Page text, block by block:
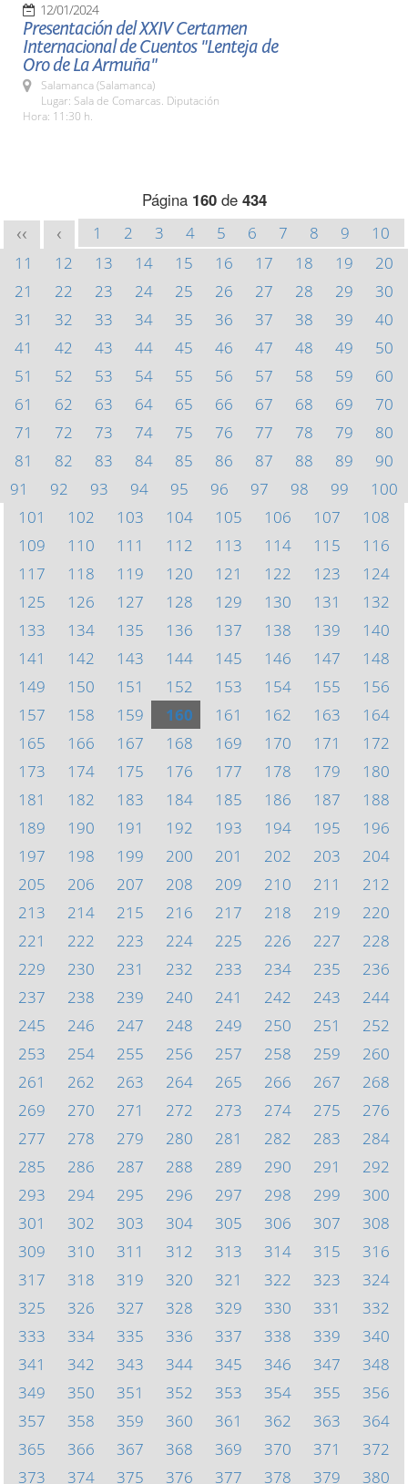
12/01/2024
Presentación del XXIV Certamen
Internacional de Cuentos "Lenteja de
Oro de La Armuña"
Salamanca (Salamanca)
Lugar: Sala de Comarcas. Diputación
Hora: 11:30 h.
Página 160de 434
<< < 1 2 3 4 5 6 7 8 9
10
11
12 13 14 15 16 17 18 19
20
21
22 23 24 25 26 27 28 29
30
31
32 33 34 35 36 37 38 39
40
41
42 43 44 45 46 47 48 49
50
51
52 53 54 55 56 57 58 59
60
61
62 63 64 65 66 67 68 69
70
71
72 73 74 75 76 77 78 79
80
81
82 83 84 85 86 87 88 89
90
91
92 93 94 95 96 97 98 99
100
101
102 103 104 105 106 107
108
109
110 111 112 113 114 115
116
117
118 119 120 121 122 123
124
125
126 127 128 129 130 131
132
133
134 135 136 137 138 139
140
141
142 143 144 145 146 147
148
149
150 151 152 153 154 155
156
157
158 159 160 161 162 163
164
165
166 167 168 169 170 171
172
173
174 175 176 177 178 179
180
181
182 183 184 185 186 187
188
189
190 191 192 193 194 195
196
197
198 199 200 201 202 203
204
205
206 207 208 209 210 211
212
213
214 215 216 217 218 219
220
221
222 223 224 225 226 227
228
229
230 231 232 233 234 235
236
237
238 239 240 241 242 243
244
245
246 247 248 249 250 251
252
253
254 255 256 257 258 259
260
261
262 263 264 265 266 267
268
269
270 271 272 273 274 275
276
277
278 279 280 281 282 283
284
285
286 287 288 289 290 291
292
293
294 295 296 297 298 299
300
301
302 303 304 305 306 307
308
309
310 311 312 313 314 315
316
317
318 319 320 321 322 323
324
325
326 327 328 329 330 331
332
333
334 335 336 337 338 339
340
341
342 343 344 345 346 347
348
349
350 351 352 353 354 355
356
357
358 359 360 361 362 363
364
365
366 367 368 369 370 371
372
373
374 375 376 377 378 379 380